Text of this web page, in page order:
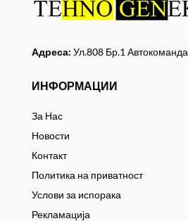
Адреса: Ул.808 Бр.1 Автокоманда
ИНФОРМАЦИИ
За Нас
Новости
Контакт
Политика на приватност
Услови за испорака
Рекламација